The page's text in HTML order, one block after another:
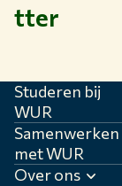
tter
Studeren bij
WUR
Samenwerken
met WUR
Over ons